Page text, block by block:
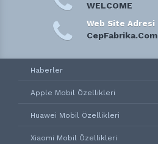
WELCOME
Web Site Adresi
CepFabrika.Com
Haberler
Apple Mobil Özellikleri
Huawei Mobil Özellikleri
Xiaomi Mobil Özellikleri